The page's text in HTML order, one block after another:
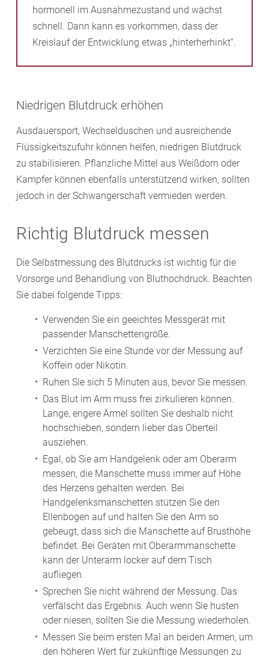
hormonell im Ausnahmezustand und wächst
schnell. Dann kann es vorkommen, dass der
Kreislauf der Entwicklung etwas „hinterherhinkt“.
Niedrigen Blutdruck erhöhen
Ausdauersport, Wechselduschen und ausreichende
Flüssigkeitszufuhr können helfen, niedrigen Blutdruck
zu stabilisieren. Pflanzliche Mittel aus Weißdorn oder
Kampfer können ebenfalls unterstützend wirken, sollten
jedoch in der Schwangerschaft vermieden werden.
Richtig Blutdruck messen
Die Selbstmessung des Blutdrucks ist wichtig für die
Vorsorge und Behandlung von Bluthochdruck. Beachten
Sie dabei folgende Tipps:
Verwenden Sie ein geeichtes Messgerät mit
passender Manschettengröße.
Verzichten Sie eine Stunde vor der Messung auf
Koffein oder Nikotin.
Ruhen Sie sich 5 Minuten aus, bevor Sie messen.
Das Blut im Arm muss frei zirkulieren können.
Lange, engere Ärmel sollten Sie deshalb nicht
hochschieben, sondern lieber das Oberteil
ausziehen.
Egal, ob Sie am Handgelenk oder am Oberarm
messen, die Manschette muss immer auf Höhe
des Herzens gehalten werden. Bei
Handgelenksmanschetten stützen Sie den
Ellenbogen auf und halten Sie den Arm so
gebeugt, dass sich die Manschette auf Brusthöhe
befindet. Bei Geräten mit Oberarmmanschette
kann der Unterarm locker auf dem Tisch
aufliegen.
Sprechen Sie nicht während der Messung. Das
verfälscht das Ergebnis. Auch wenn Sie husten
oder niesen, sollten Sie die Messung wiederholen.
Messen Sie beim ersten Mal an beiden Armen, um
den höheren Wert für zukünftige Messungen zu